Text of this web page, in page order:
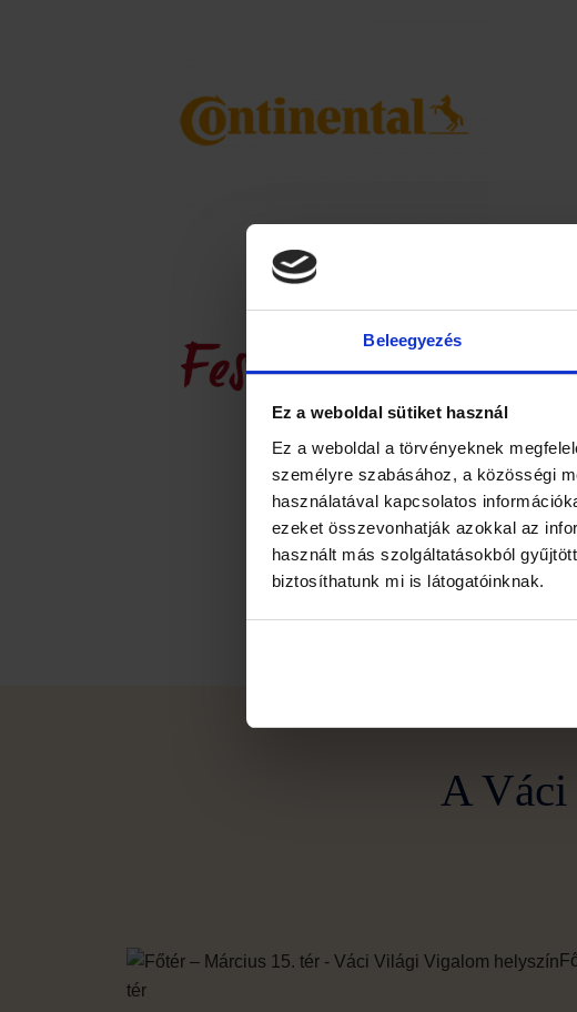
Beleegyezés
Ez a weboldal sütiket használ
Ez a weboldal a törvényeknek
személyre szabásához, a közösségi
használatával kapcsolatos
ezeket összevonhatják azokkal az
használt más szolgáltatásokból
biztosíthatunk mi is látogatóinknak.
A
tér